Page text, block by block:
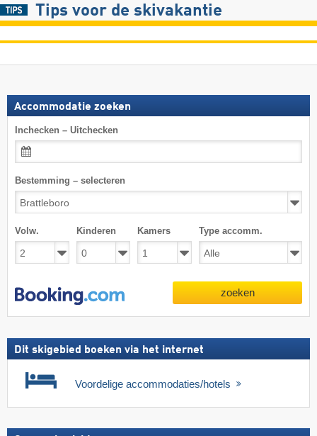
Tips voor de skivakantie
Accommodatie zoeken
Inchecken – Uitchecken
Bestemming – selecteren
Volw. Kinderen Kamers Type accomm.
zoeken
Dit skigebied boeken via het internet
Voordelige accommodaties/hotels